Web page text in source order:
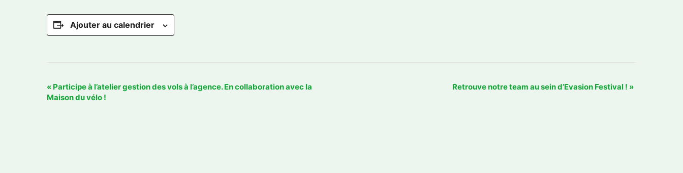
Ajouter au calendrier
N
a
« Participe à l’atelier gestion des vols à l’agence. En collaboration avec la
Maison du vélo !
Retrouve notre team au sein d’Evasion Festival ! »